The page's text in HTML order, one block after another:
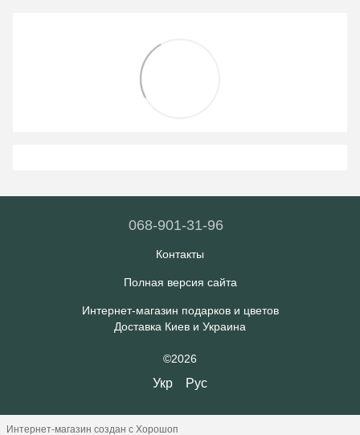
068-901-31-96
Контакты
Полная версия сайта
Интернет-магазин подарков и цветов
Доставка Киев и Украина
©2026
Укр Рус
Интернет-магазин создан с Хорошоп